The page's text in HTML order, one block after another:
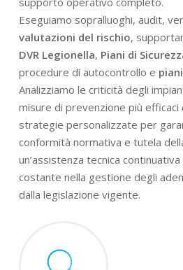
Eseguiamo sopralluoghi, audit,
valutazioni del rischio,
DVR Legionella, Piani di
procedure di autocontrollo e
Analizziamo le criticità degli
misure di prevenzione più efficaci
strategie personalizzate per
conformità normativa e tutela
un’assistenza tecnica
costante nella gestione degli
dalla legislazione vigente.